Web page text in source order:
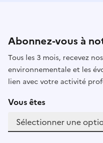
Abonnez-vous à
Tous les 3 mois, recevez
environnementale et les
lien avec votre activité
Vous êtes